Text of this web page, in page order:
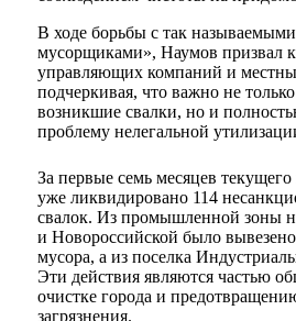
В ходе борьбы с так
мусорщиками», Наумов призвал
управляющих компаний и
подчеркивая, что важно не
возникшие свалки, но и
проблему нелегальной
За первые семь месяцев
уже ликвидировано 114
свалок. Из промышленной зоны
и Новороссийской было
мусора, а из поселка
Эти действия являются частью
очистке города и
загрязнения.